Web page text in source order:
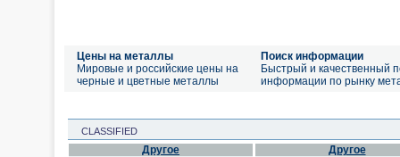
Цены на металлы
Мировые и российские цены на
черные и цветные металлы
Поиск информации
Быстрый и качественный
информации по рынку
CLASSIFIED
Другое Другое